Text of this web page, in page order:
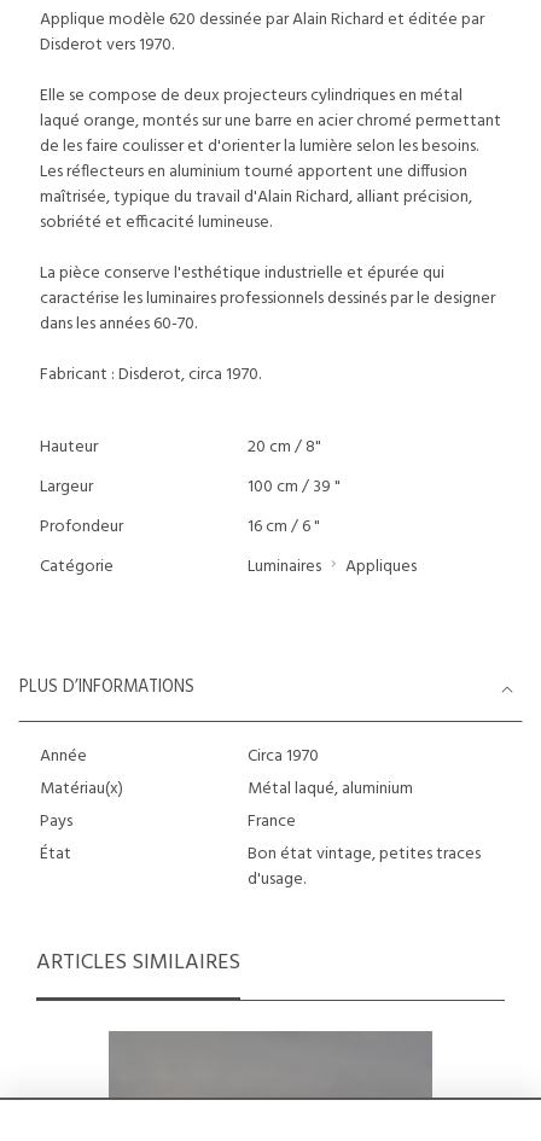
Applique modèle 620 dessinée par Alain Richard et éditée par
Disderot vers 1970.
Elle se compose de deux projecteurs cylindriques en métal
laqué orange, montés sur une barre en acier chromé permettant
de les faire coulisser et d'orienter la lumière selon les besoins.
Les réflecteurs en aluminium tourné apportent une diffusion
maîtrisée, typique du travail d'Alain Richard, alliant précision,
sobriété et efficacité lumineuse.
La pièce conserve l'esthétique industrielle et épurée qui
caractérise les luminaires professionnels dessinés par le designer
dans les années 60-70.
Fabricant : Disderot, circa 1970.
Hauteur
20 cm / 8"
Largeur
100 cm / 39 "
Profondeur
16 cm / 6 "
Catégorie
Luminaires Appliques
PLUS D’INFORMATIONS
Année
Circa 1970
Matériau(x)
Métal laqué, aluminium
Pays
France
État
Bon état vintage, petites traces
d'usage.
ARTICLES SIMILAIRES